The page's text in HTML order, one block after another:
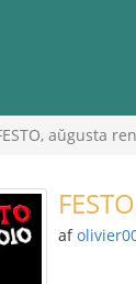
aŭgusta
af